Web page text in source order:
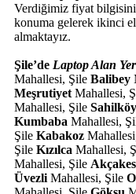
Verdiğimiz fiyat
konuma gelerek ikinci el
almaktayız.
Şile’de Laptop Alan
Mahallesi, Şile Balibey
Meşrutiyet Mahallesi,
Mahallesi, Şile Sahilköy
Kumbaba Mahallesi,
Şile Kabakoz
Şile Kızılca Mahallesi,
Mahallesi, Şile
Üvezli Mahallesi, Şile